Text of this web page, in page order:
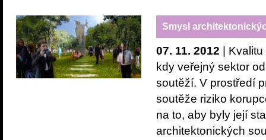
Smysl
07. 11. 2012 |
kdy veřejný sektor
soutěží. V prostředí
soutěže riziko
na to, aby byly její
architektonických